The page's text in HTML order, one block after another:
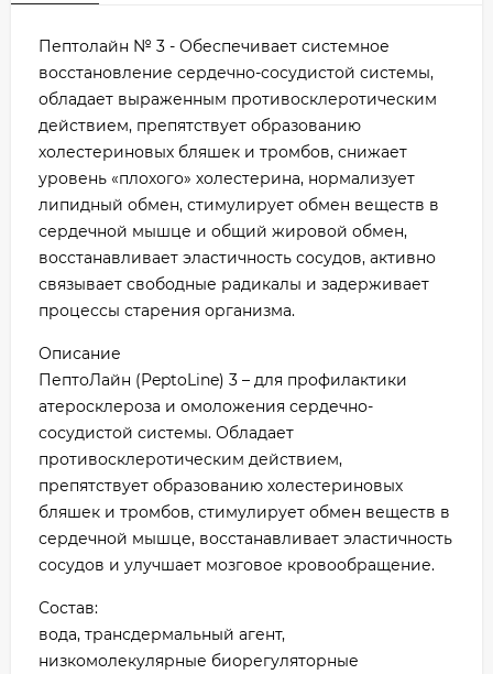
Пептолайн № 3 - Обеспечивает системное
восстановление сердечно-сосудистой системы,
обладает выраженным противосклеротическим
действием, препятствует образованию
холестериновых бляшек и тромбов, снижает
уровень «плохого» холестерина, нормализует
липидный обмен, стимулирует обмен веществ в
сердечной мышце и общий жировой обмен,
восстанавливает эластичность сосудов, активно
связывает свободные радикалы и задерживает
процессы старения организма.
Описание
ПептоЛайн (PeptoLine) 3 – для профилактики
атеросклероза и омоложения сердечно-
сосудистой системы. Обладает
противосклеротическим действием,
препятствует образованию холестериновых
бляшек и тромбов, стимулирует обмен веществ в
сердечной мышце, восстанавливает эластичность
сосудов и улучшает мозговое кровообращение.
Состав:
вода, трансдермальный агент,
низкомолекулярные биорегуляторные